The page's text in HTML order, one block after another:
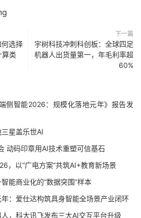
何选择
类
下一篇
宇树科技冲刺科创板：全球四足
机器人出货量第一，年毛利率超
60%
侧智能2026：规模化落地元年》报告发
星盖乐世AI
动码印章用AI技术重塑可信基石
，以“广电方案”共筑AI+教育新场景
能商业化的“数据突围”样本
：爱仕达构筑具身智能全场景产业闭环
，科大讯飞发布三大AI交互平台升级